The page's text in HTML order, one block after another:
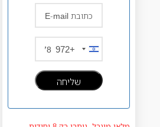
Israel
+972